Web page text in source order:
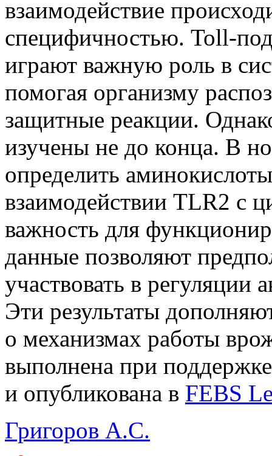
взаимодействие
специфичностью. Toll-
играют важную роль в
помогая организму
защитные реакции.
изучены не до конца. В
определить
взаимодействии TLR2 с
важность для
данные позволяют
участвовать в регуляции
Эти результаты
о механизмах работы
выполнена при
и опубликована в FEBS
Григоров А.С.